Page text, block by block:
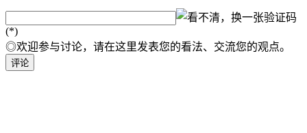
验证码
(*)
◎欢迎参与讨论，请在这里发表您的看法、交流您的观点。